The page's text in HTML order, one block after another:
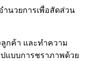
ำนวยการเพื่อสัดส่วน
ลูกค้า และทำความ
แบบการชราภาพด้วย